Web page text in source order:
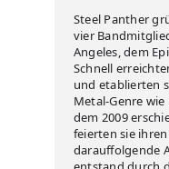
Steel Panther
vier
Angeles, dem
Schnell
und etablierten
Metal-Genre
dem 2009
feierten sie
darauffolgende